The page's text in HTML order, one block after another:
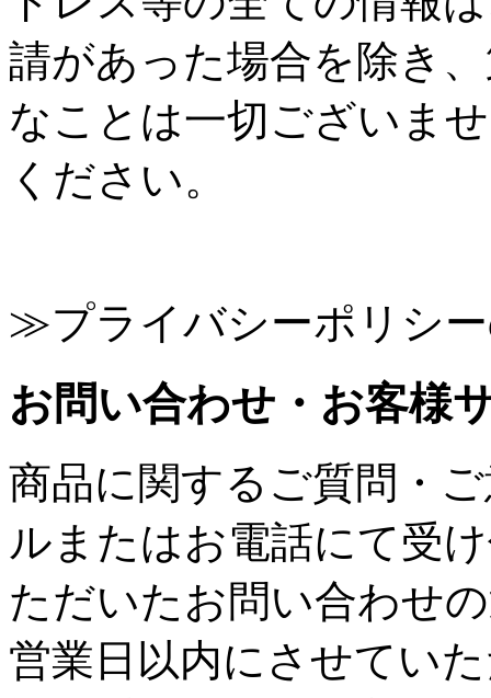
請があった場合を除き
なことは一切ございま
ください。
≫プライバシーポリシ
お問い合わせ・お客様
商品に関するご質問・
ルまたはお電話にて受
ただいたお問い合わせ
営業日以内にさせてい